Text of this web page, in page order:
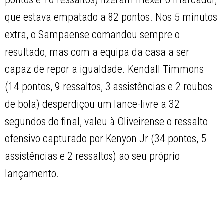
que estava empatado a 82 pontos. Nos 5 minutos
extra, o Sampaense comandou sempre o
resultado, mas com a equipa da casa a ser
capaz de repor a igualdade. Kendall Timmons
(14 pontos, 9 ressaltos, 3 assistências e 2 roubos
de bola) desperdiçou um lance-livre a 32
segundos do final, valeu à Oliveirense o ressalto
ofensivo capturado por Kenyon Jr (34 pontos, 5
assistências e 2 ressaltos) ao seu próprio
lançamento.